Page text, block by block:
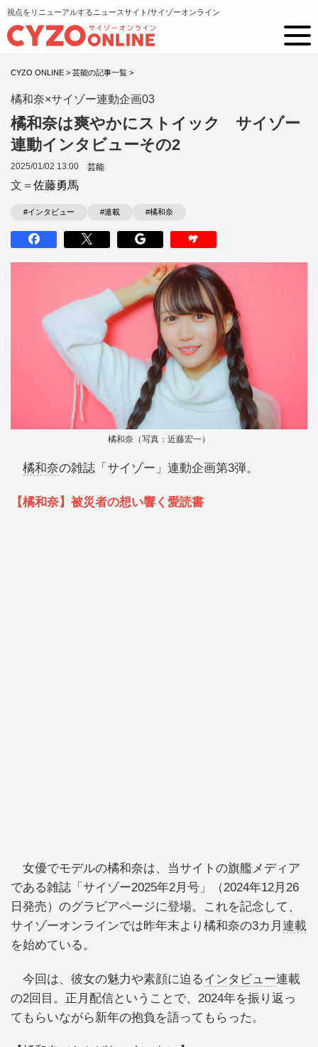
視点をリニューアルするニュースサイト/サイゾーオンライン
CYZO ONLINE > 芸能の記事一覧 >
橘和奈×サイゾー連動企画03
橘和奈は爽やかにストイック サイゾー
連動インタビューその2
2025/01/02 13:00 芸能
文＝ 佐藤勇馬
#インタビュー #連載 #橘和奈
橘和奈（写真：近藤宏一）
橘和奈の雑誌「サイゾー」連動企画第3弾。
【橘和奈】被災者の想い響く愛読書
女優でモデルの橘和奈は、当サイトの旗艦メディア
である雑誌「サイゾー2025年2月号」（2024年12月26
日発売）のグラビアページに登場。これを記念して、
サイゾーオンラインでは昨年末より橘和奈の3カ月 連載
を始めている。
今回は、彼女の魅力や素顔に迫るインタビュー連載
の2回目。正月配信ということで、2024年を振り返っ
てもらいながら新年の抱負を語ってもらった。